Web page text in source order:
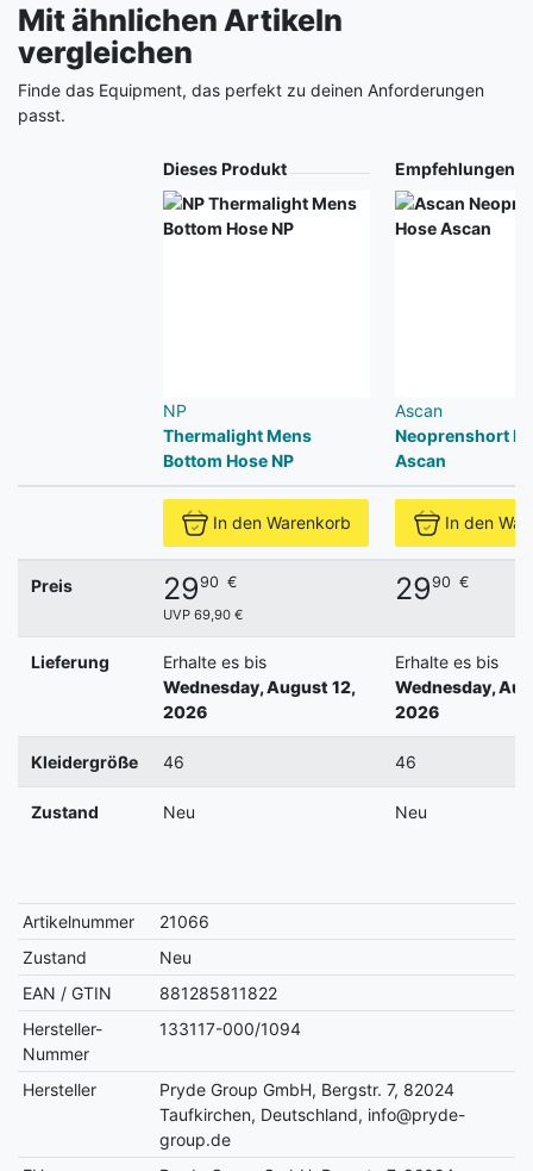
Mit ähnlichen Artikeln
vergleichen
Finde das Equipment, das perfekt zu deinen Anforderungen
passt.
Dieses Produkt
NP
Thermalight Mens
Bottom Hose NP
Empfehlungen
Ascan
Neoprenshort
Ascan
In den Warenkorb In den
Preis 2990 €
UVP 69,90 €
2990 €
Lieferung
Erhalte es bis
Wednesday, August 12,
2026
Erhalte es bis
Wednesday,
2026
Kleidergröße 46 46
Zustand Neu Neu
Artikelnummer
21066
Zustand
Neu
EAN / GTIN
881285811822
Hersteller-
Nummer
133117-000/1094
Hersteller
Pryde Group GmbH, Bergstr. 7, 82024
Taufkirchen, Deutschland, info@pryde-
group.de